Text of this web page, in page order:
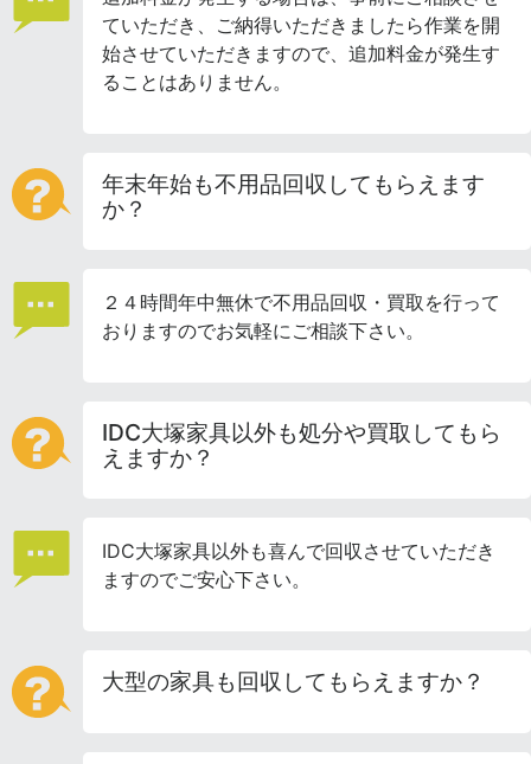
ていただき、ご納得いただきましたら作業を開
始させていただきますので、追加料金が発生す
ることはありません。
年末年始も不用品回収してもらえます
か？
２４時間年中無休で不用品回収・買取を行って
おりますのでお気軽にご相談下さい。
IDC大塚家具以外も処分や買取してもら
えますか？
IDC大塚家具以外も喜んで回収させていただき
ますのでご安心下さい。
大型の家具も回収してもらえますか？